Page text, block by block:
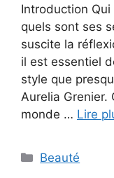
Introduction
quels sont ses
suscite la
il est essentiel
style que
Aurelia Grenier.
monde … Lire
Categories
Beauté